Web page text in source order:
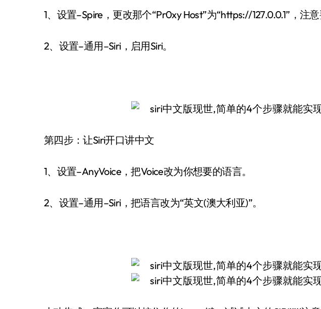
1、设置–Spire，更改那个“Pr0xy Host”为“https://127.0.0.1”，注
2、设置–通用–Siri，启用Siri。
第四步：让Siri开口讲中文
1、设置–AnyVoice，把Voice改为你想要的语言。
2、设置–通用–Siri，把语言改为“英文(澳大利亚)”。